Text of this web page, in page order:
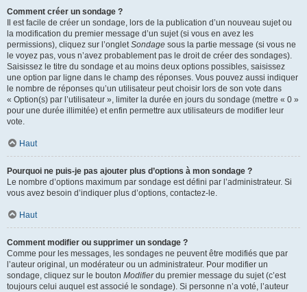
Comment créer un sondage ?
Il est facile de créer un sondage, lors de la publication d’un nouveau sujet ou
la modification du premier message d’un sujet (si vous en avez les
permissions), cliquez sur l’ongletSondage sous la partie message (si vous ne
le voyez pas, vous n’avez probablement pas le droit de créer des sondages).
Saisissez le titre du sondage et au moins deux options possibles, saisissez
une option par ligne dans le champ des réponses. Vous pouvez aussi indiquer
le nombre de réponses qu’un utilisateur peut choisir lors de son vote dans
« Option(s) par l’utilisateur », limiter la durée en jours du sondage (mettre « 0 »
pour une durée illimitée) et enfin permettre aux utilisateurs de modifier leur
vote.
Haut
Pourquoi ne puis-je pas ajouter plus d’options à mon sondage ?
Le nombre d’options maximum par sondage est défini par l’administrateur. Si
vous avez besoin d’indiquer plus d’options, contactez-le.
Haut
Comment modifier ou supprimer un sondage ?
Comme pour les messages, les sondages ne peuvent être modifiés que par
l’auteur original, un modérateur ou un administrateur. Pour modifier un
sondage, cliquez sur le bouton Modifierdu premier message du sujet (c’est
toujours celui auquel est associé le sondage). Si personne n’a voté, l’auteur